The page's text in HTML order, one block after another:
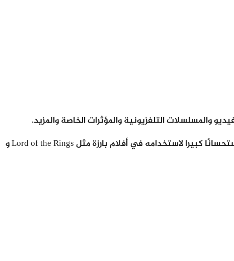
وهو بلا شك من أفضل برمجيات الرسوم المتحركة والمؤثرات في السوق والتي توفر الرسوم المتحركة ثلاثية الأبعاد ، وقد نال استحسانًا كبيرا لاستخدامه في أفلام بارزة مثل Lord of the Rings و